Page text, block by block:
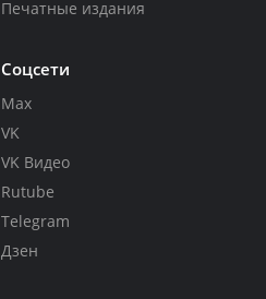
Печатные издания
Соцсети
Max
VK
VK Видео
Rutube
Telegram
Дзен